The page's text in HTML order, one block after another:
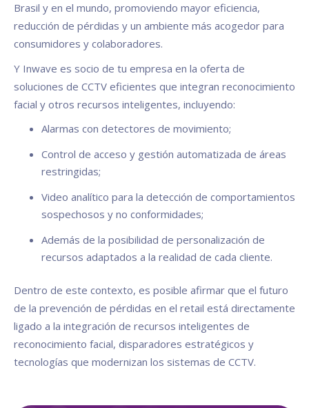
Brasil y en el mundo, promoviendo mayor eficiencia,
reducción de pérdidas y un ambiente más acogedor para
consumidores y colaboradores.
Y Inwave es socio de tu empresa en la oferta de
soluciones de CCTV eficientes que integran reconocimiento
facial y otros recursos inteligentes, incluyendo:
Alarmas con detectores de movimiento;
Control de acceso y gestión automatizada de áreas
restringidas;
Video analítico para la detección de comportamientos
sospechosos y no conformidades;
Además de la posibilidad de personalización de
recursos adaptados a la realidad de cada cliente.
Dentro de este contexto, es posible afirmar que el futuro
de la prevención de pérdidas en el retail está directamente
ligado a la integración de recursos inteligentes de
reconocimiento facial, disparadores estratégicos y
tecnologías que modernizan los sistemas de CCTV.